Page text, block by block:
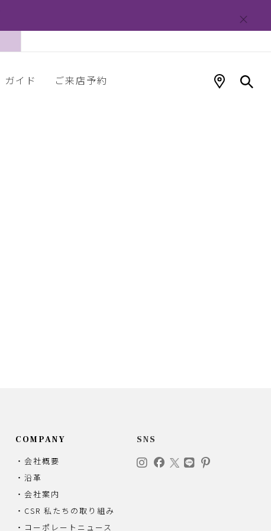
ガイド ご来店予約
COMPANY
・会社概要
・沿革
・会社案内
・CSR 私たちの取り組み
・コーポレートニュース
SNS